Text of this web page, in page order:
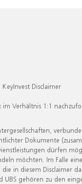
KeyInvest Disclaimer
Verhältnis 1:1
Dokumente
dürfen
möchten. Im Falle
in diesem Disclaimer
gehören zu den